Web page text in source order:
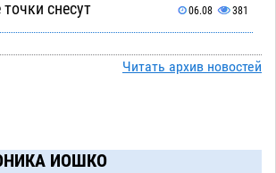
снесут 06.08 381
серебряной монете Банка России
в Москве
06.08 278
Читать архив новостей
ИОШКО